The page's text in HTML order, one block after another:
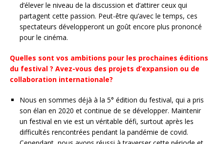
d’élever le niveau de la discussion et d’attirer ceux qui
partagent cette passion. Peut-être qu’avec le temps, ces
spectateurs développeront un goût encore plus prononcé
pour le cinéma.
Quelles sont vos ambitions pour les prochaines éditions
du festival ? Avez-vous des projets d’expansion ou de
collaboration internationale?
Nous en sommes déjà à la 5° édition du festival, qui a pris
son élan en 2020 et continue de se développer. Maintenir
un festival en vie est un véritable défi, surtout après les
difficultés rencontrées pendant la pandémie de covid.